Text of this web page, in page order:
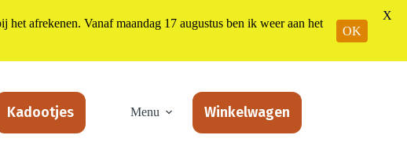
Kadootjes Menu Winkelwagen
afrekenen. Vanaf maandag 17 augustus ben ik weer aan het
OK
X